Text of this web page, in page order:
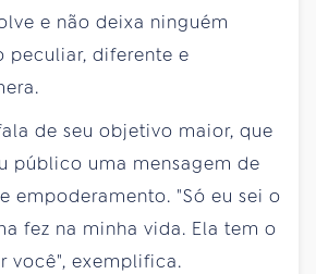
e não deixa ninguém
peculiar, diferente e
de seu objetivo maior, que
público uma mensagem de
empoderamento. "Só eu sei o
fez na minha vida. Ela tem o
você", exemplifica.